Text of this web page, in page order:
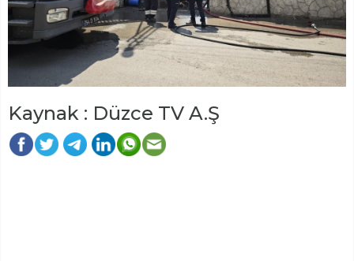
Kaynak : Düzce TV A.Ş